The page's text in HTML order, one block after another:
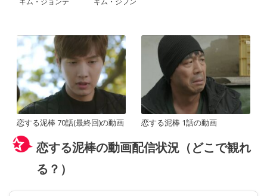
恋する泥棒 70話(最終回)の動画 恋する泥棒 1話の動画
恋する泥棒の動画配信状況（どこで観れ
る？）